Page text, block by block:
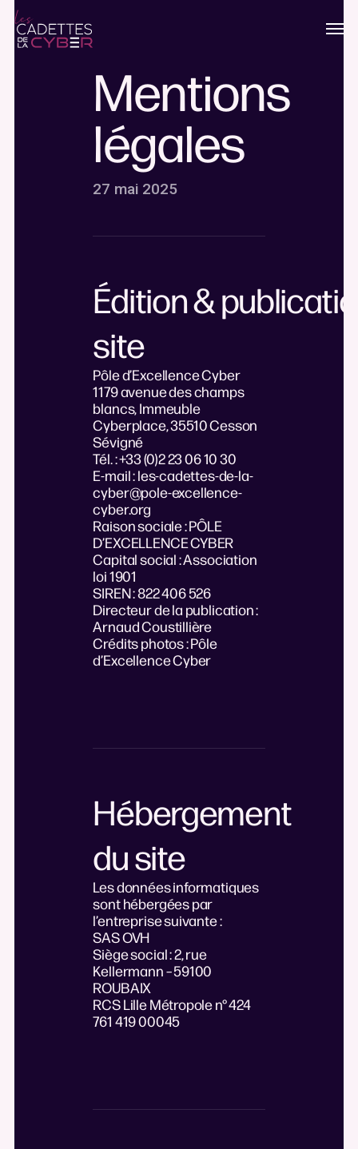
Passer
au
contenu
Mentions
légales
27 mai 2025
Édition &
site
Pôle d’Excellence Cyber
1179 avenue des champs
blancs, Immeuble
Cyberplace, 35510 Cesson
Sévigné
Tél. : +33 (0)2 23 06 10 30
E-mail : les-cadettes-de-la-
cyber@pole-excellence-
cyber.org
Raison sociale : PÔLE
D’EXCELLENCE CYBER
Capital social : Association
loi 1901
SIREN : 822 406 526
Directeur de la publication :
Arnaud Coustillière
Crédits photos : Pôle
d’Excellence Cyber
Hébergement
du site
Les données informatiques
sont hébergées par
l’entreprise suivante :
SAS OVH
Siège social : 2, rue
Kellermann – 59100
ROUBAIX
RCS Lille Métropole n° 424
761 419 00045